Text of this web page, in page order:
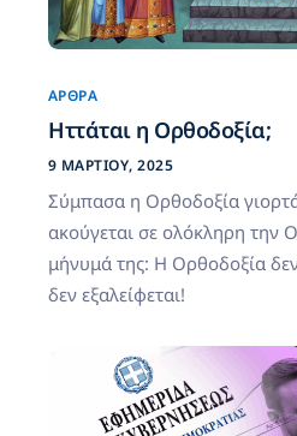
ΆΡΘΡΑ
Ηττάται η Ορθοδοξία;
9 ΜΑΡΤΊΟΥ, 2025
Σύμπασα η Ορθοδοξία
ακούγεται σε ολόκληρη την
μήνυμά της: Η Ορθοδοξία
δεν εξαλείφεται!